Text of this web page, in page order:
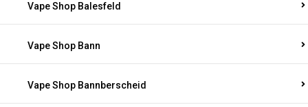
Vape Shop Balesfeld
Vape Shop Bann
Vape Shop Bannberscheid